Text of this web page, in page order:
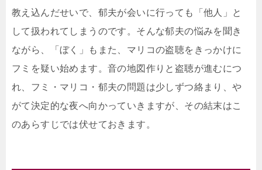
教え込んだせいで、郁夫が会いに行っても「他人」と
して扱われてしまうのです。そんな郁夫の悩みを聞き
ながら、「ぼく」もまた、マリコの盗聴をきっかけに
フミを疑い始めます。音の地図作りと盗聴が進むにつ
れ、フミ・マリコ・郁夫の問題は少しずつ絡まり、や
がて決定的な夜へ向かっていきますが、その結末はこ
のあらすじでは伏せておきます。